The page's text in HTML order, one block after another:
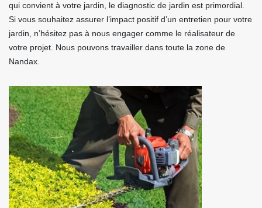
qui convient à votre jardin, le diagnostic de jardin est primordial.
Si vous souhaitez assurer l’impact positif d’un entretien pour votre
jardin, n’hésitez pas à nous engager comme le réalisateur de
votre projet. Nous pouvons travailler dans toute la zone de
Nandax.